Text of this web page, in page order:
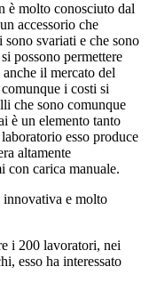
è molto conosciuto dal
accessorio che
svariati e che sono
possono permettere
il mercato del
i costi si
che sono comunque
è un elemento tanto
esso produce
altamente
con carica manuale.
innovativa e molto
i 200 lavoratori, nei
esso ha interessato